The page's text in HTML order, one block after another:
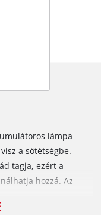
lámpa
a sötétségbe.
tagja, ezért a
hozzá. Az
vagy a műhely